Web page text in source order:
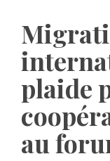
plaide
au